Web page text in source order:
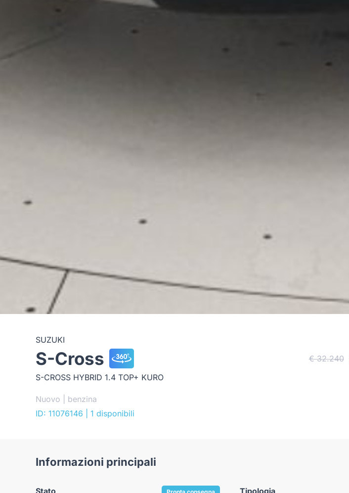
SUZUKI
S-Cross
S-CROSS HYBRID 1.4 TOP+ KURO
Nuovo | benzina
ID: 11076146
| 1 disponibili
€ 32.240
Informazioni principali
Stato Tipologia